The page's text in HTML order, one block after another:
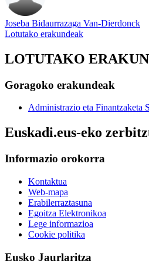
Joseba Bidaurrazaga Van-Dierdonck
Lotutako erakundeak
LOTUTAKO
Goragoko erakundeak
Administrazio eta Finantzaketa
Euskadi.eus-eko
Informazio orokorra
Kontaktua
Web-mapa
Erabilerraztasuna
Egoitza Elektronikoa
Lege informazioa
Cookie politika
Eusko Jaurlaritza